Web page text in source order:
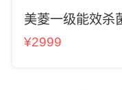
美菱一级能效杀
箱
¥2999